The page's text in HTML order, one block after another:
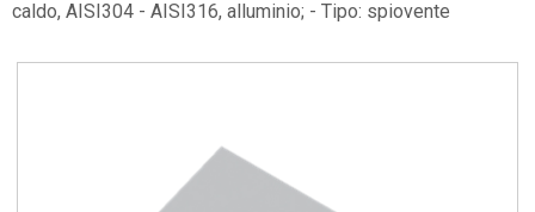
caldo, AISI304 - AISI316, alluminio; - Tipo: spiovente